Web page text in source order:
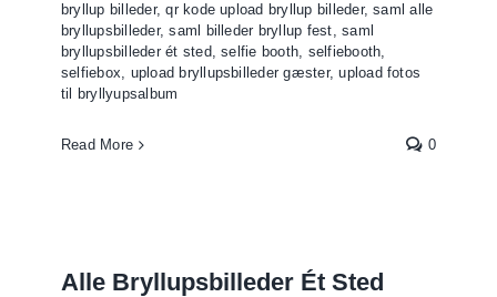
bryllup billeder,qr kode upload bryllup billeder,saml alle
bryllupsbilleder,saml billeder bryllup fest,saml
bryllupsbilleder ét sted,selfie booth, selfiebooth,
selfiebox, upload bryllupsbilleder gæster,upload fotos
til bryllyupsalbum
Read More 0
Alle Bryllupsbilleder Ét Sted